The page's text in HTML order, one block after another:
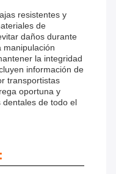
resistentes y
de
daños durante
manipulación
la integridad
información de
transportistas
oportuna y
de todo el